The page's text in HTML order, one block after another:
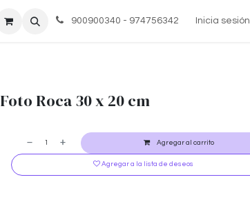
Ayuda 900900340 - 974756342 Inicia sesión
Foto Roca 30 x 20 cm
Agregar al carrito
Agregar a la lista de deseos